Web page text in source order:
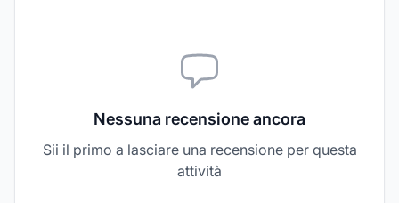
Nessuna recensione ancora
Sii il primo a lasciare una recensione per questa
attività